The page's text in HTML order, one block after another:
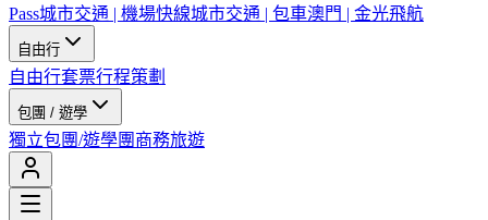
Pass城市交通 | 機場快線城市交通 | 包車澳門 | 金光飛航
自由行
自由行套票行程策劃
包團 / 遊學
獨立包團/遊學團 商務旅遊